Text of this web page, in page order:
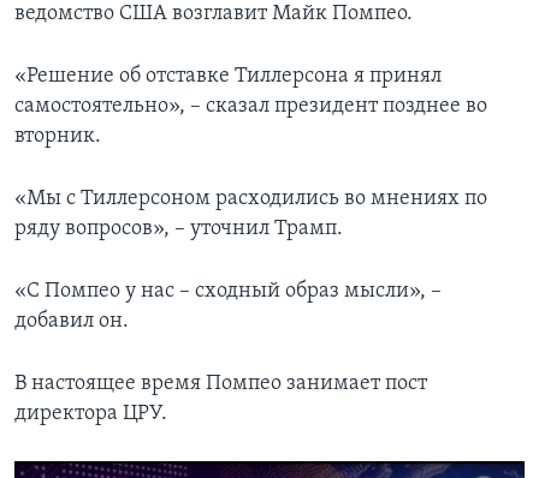
ведомство США возглавит Майк Помпео.
«Решение об отставке Тиллерсона я принял
самостоятельно», – сказал президент позднее во
вторник.
«Мы с Тиллерсоном расходились во мнениях по
ряду вопросов», – уточнил Трамп.
«С Помпео у нас – сходный образ мысли», –
добавил он.
В настоящее время Помпео занимает пост
директора ЦРУ.